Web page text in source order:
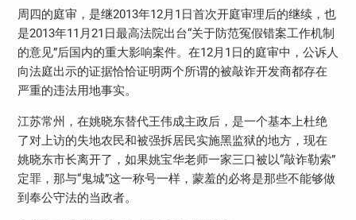
周四的庭审，是继2013年12月 1 日首次开庭审理后的继续，也
是2013年11 月21 日最高法院出台“关于防范冤假错案工作机制
的意见”后国内的重大影响案件。在12月 1 日的庭审中，公诉人
向法庭出示的证据恰恰证明两个所谓的被敲诈开发商都存在
严重的违法用地事实。
江苏常州，在姚晓东替代王伟成主政后，是一个基本上杜绝
了对上访的失地农民和被强拆居民实施黑监狱的地方，现在
姚晓东市长离开了，如果姚宝华老师一家三口被以“敲诈勒索”
定罪，那与“鬼城”这一称号一样，蒙羞的必将是那些不能够做
到奉公守法的当政者。